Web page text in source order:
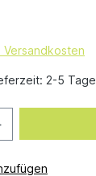
Versandkosten
2-5 Tage